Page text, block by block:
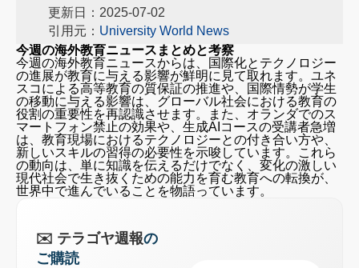
更新日：2025-07-02
引用元： University World News
今週の海外教育ニュースまとめと考察
今週の海外教育ニュースからは、国際化とテクノロジー
の進展が教育に与える影響が鮮明に見て取れます。ユネ
スコによる高等教育の質保証の推進や、国際情勢が学生
の移動に与える影響は、グローバル社会における教育の
役割の重要性を再認識させます。また、オランダでのス
マートフォン禁止の効果や、生成AIコースの受講者急増
は、教育現場におけるテクノロジーとの付き合い方や、
新しいスキルの習得の必要性を示唆しています。これら
の動向は、単に知識を伝えるだけでなく、変化の激しい
現代社会で生き抜くための能力を育む教育への転換が、
世界中で進んでいることを物語っています。
✉️ テラゴヤ週報の
ご購読
トロント大学、トランプ政権のビザ制限に直面する
ハーバード大学の学生を受け入れに合意
オランダの学校でのスマートフォン禁止が学習効果
を向上させたという研究結果
生成AIコースの受講者数が過去1年間で世界的に
195%増加